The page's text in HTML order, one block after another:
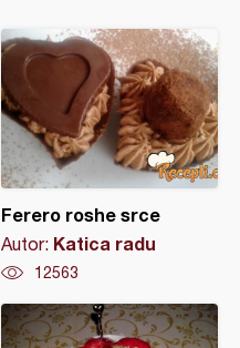
Ferero roshe srce
Autor: Katica radu
12563